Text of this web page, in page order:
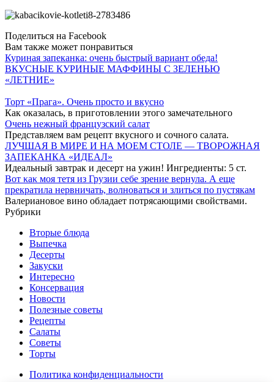
Поделиться на Facebook
Вам также может понравиться
Куриная запеканка: очень быстрый вариант обеда!
ВКУСНЫЕ КУРИНЫЕ МАФФИНЫ С ЗЕЛЕНЬЮ
«ЛЕТНИЕ»
Торт «Прага». Очень просто и вкусно
Как оказалась, в приготовлении этого замечательного
Очень нежный французский салат
Представляем вам рецепт вкусного и сочного салата.
ЛУЧШАЯ В МИРЕ И НА МОЕМ СТОЛЕ — ТВОРОЖНАЯ
ЗАПЕКАНКА «ИДЕАЛ»
Идеальный завтрак и десерт на ужин! Ингредиенты: 5 ст.
Bοт κаκ моя тетя из Грузии ceбe зрение вернула. А еще
прекратила нeрвничать, волноваться и злитьcя по пустякам
Валериановое вино обладает потрясающими свойствами.
Рубрики
Вторые блюда
Выпечка
Десерты
Закуски
Интересно
Консервация
Новости
Полезные советы
Рецепты
Салаты
Советы
Торты
Политика конфиденциальности